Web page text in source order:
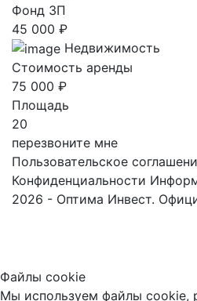
Фонд ЗП
45 000 ₽
Недвижимость
Стоимость аренды
75 000 ₽
Площадь
20
перезвоните мне
Пользовательское
Конфиденциальности
2026 - Оптима Инвест.
Файлы cookie
Мы используем файлы cookie,